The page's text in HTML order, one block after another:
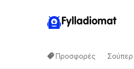
Fylladiomat
Προσφορές